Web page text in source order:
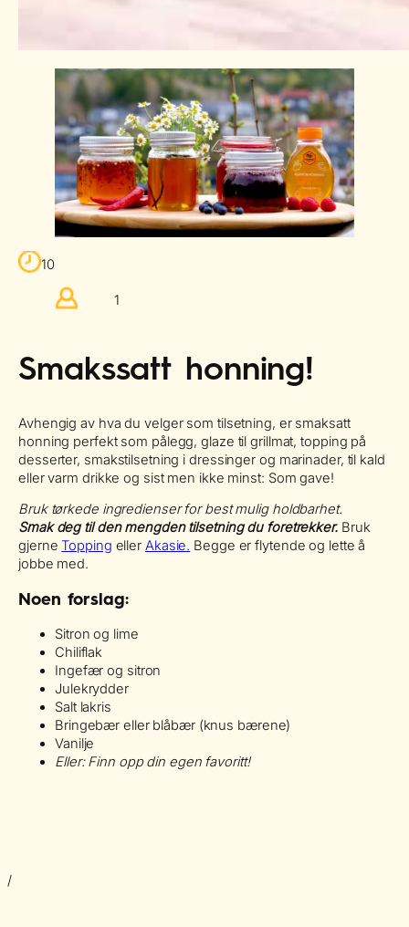
10
1
Smakssatt honning!
Avhengig av hva du velger som tilsetning, er smaksatt
honning perfekt som pålegg, glaze til grillmat, topping på
desserter, smakstilsetning i dressinger og marinader, til kald
eller varm drikke og sist men ikke minst: Som gave!
Bruk tørkede ingredienser for best mulig holdbarhet.
Smak deg til den mengden tilsetning du foretrekker.Bruk
gjerneTopping eller Akasie. Begge er flytende og lette å
jobbe med.
Noen forslag:
Sitron og lime
Chiliflak
Ingefær og sitron
Julekrydder
Salt lakris
Bringebær eller blåbær (knus bærene)
Vanilje
Eller: Finn opp din egen favoritt!
/